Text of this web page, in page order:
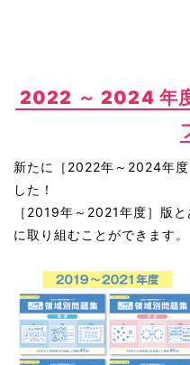
2022 ～ 2024 年
新たに［2022年～2024年度
した！
［2019年～2021年度］版
に取り組むことができます。